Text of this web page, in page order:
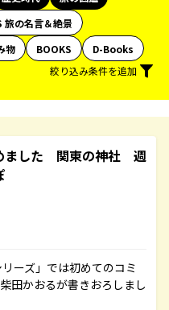
旅の名言＆絶景
物 BOOKS
D-Books
絞り込み条件を追加
ました 関東の神社 週
ーズ」では初めてのコミ
田かおるが書きおろしまし